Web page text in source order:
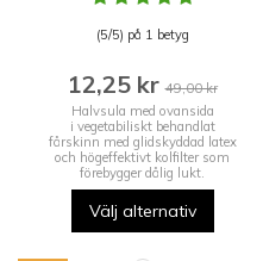
(5/5) på 1 betyg
12,25 kr49,00 kr
Halvsula med ovansida
i vegetabiliskt behandlat
fårskinn med glidskyddad latex
och högeffektivt kolfilter som
förebygger dålig lukt.
Välj alternativ